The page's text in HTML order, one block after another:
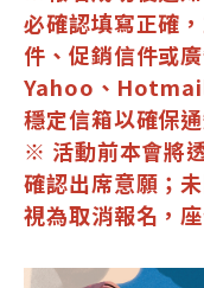
必確認填寫正確
件、促銷信件或
Yahoo、Hotmail
穩定信箱以確保
※ 活動前本會將
確認出席意願；
視為取消報名，